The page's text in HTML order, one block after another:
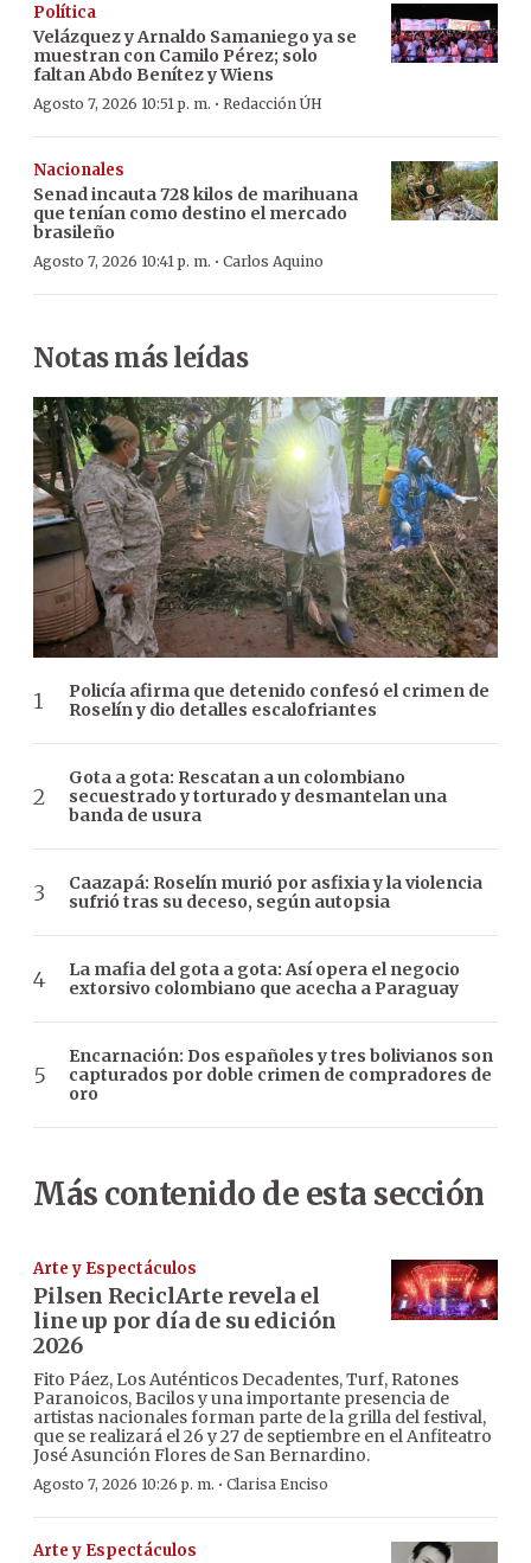
Política
Velázquez y Arnaldo Samaniego ya se
muestran con Camilo Pérez; solo
faltan Abdo Benítez y Wiens
Agosto 7, 2026 10:51 p. m. · Redacción ÚH
Nacionales
Senad incauta 728 kilos de marihuana
que tenían como destino el mercado
brasileño
Agosto 7, 2026 10:41 p. m. · Carlos Aquino
Notas más leídas
Policía afirma que detenido confesó el crimen de
Roselín y dio detalles escalofriantes
Gota a gota: Rescatan a un colombiano
secuestrado y torturado y desmantelan una
banda de usura
Caazapá: Roselín murió por asfixia y la violencia
sufrió tras su deceso, según autopsia
La mafia del gota a gota: Así opera el negocio
extorsivo colombiano que acecha a Paraguay
Encarnación: Dos españoles y tres bolivianos son
capturados por doble crimen de compradores de
oro
Más contenido de esta sección
Arte y Espectáculos
Pilsen ReciclArte revela el
line up por día de su edición
2026
Fito Páez, Los Auténticos Decadentes, Turf, Ratones
Paranoicos, Bacilos y una importante presencia de
artistas nacionales forman parte de la grilla del festival,
que se realizará el 26 y 27 de septiembre en el Anfiteatro
José Asunción Flores de San Bernardino.
Agosto 7, 2026 10:26 p. m. · Clarisa Enciso
Arte y Espectáculos